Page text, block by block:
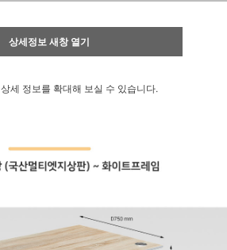
상세정보 새창 열기
상세 정보를 확대해 보실 수 있습니다.